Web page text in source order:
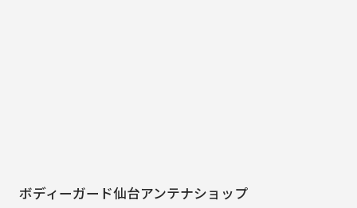
ボディーガード仙台アンテナショップ